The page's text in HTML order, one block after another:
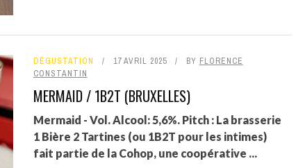
DÉGUSTATION 17 AVRIL 2025 BY FLORENCE
CONSTANTIN
MERMAID / 1B2T (BRUXELLES)
Mermaid - Vol. Alcool: 5,6%. Pitch : La brasserie
1 Bière 2 Tartines (ou 1B2T pour les intimes)
fait partie de la Cohop, une coopérative ...